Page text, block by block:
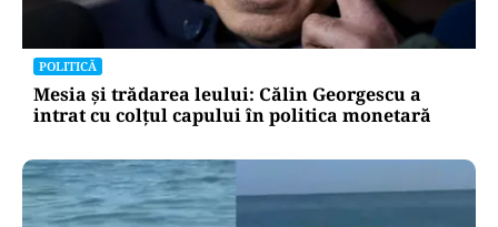
POLITICĂ
Mesia și trădarea leului: Călin Georgescu a
intrat cu colțul capului în politica monetară